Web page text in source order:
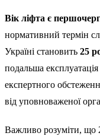
Вік ліфта є
нормативний термін
Україні становить 25
подальша
експертного
від уповноваженої
Важливо розуміти, що